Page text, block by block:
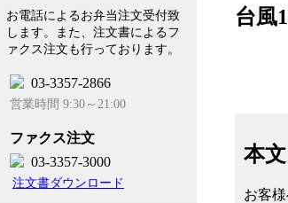
お電話によるお弁当注文受付致
します。また、注文書によるフ
ァクス注文も行っております。
03-3357-2866
営業時間 9:30～21:00
ファクス注文
03-3357-3000
注文書ダウンロード
台風
本文
お客